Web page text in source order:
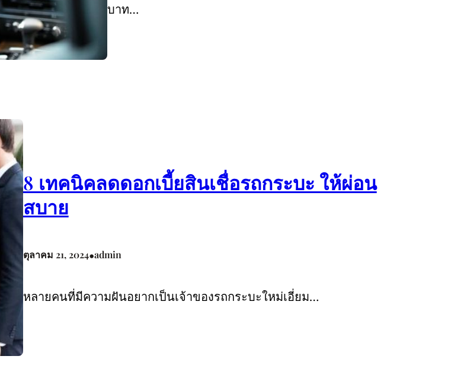
บาท…
8 เทคนิคลดดอกเบี้ยสินเชื่อรถกระบะ ให้ผ่อน
สบาย
ตุลาคม 21, 2024•admin
หลายคนที่มีความฝันอยากเป็นเจ้าของรถกระบะใหม่เอี่ยม…